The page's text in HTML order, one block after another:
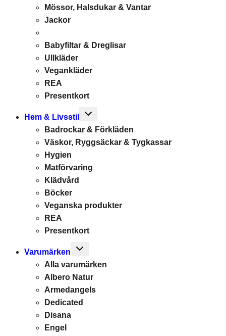
Mössor, Halsdukar & Vantar
Jackor
Babyfiltar & Dreglisar
Ullkläder
Vegankläder
REA
Presentkort
Hem & Livsstil
Toggle
menu
Badrockar & Förkläden
Väskor, Ryggsäckar & Tygkassar
Hygien
Matförvaring
Klädvård
Böcker
Veganska produkter
REA
Presentkort
Varumärken
Toggle
menu
Alla varumärken
Albero Natur
Armedangels
Dedicated
Disana
Engel